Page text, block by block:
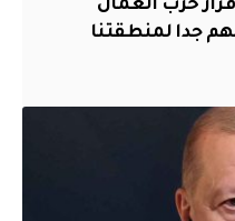
قرار حزب العمال
جدا لمنطقتنا